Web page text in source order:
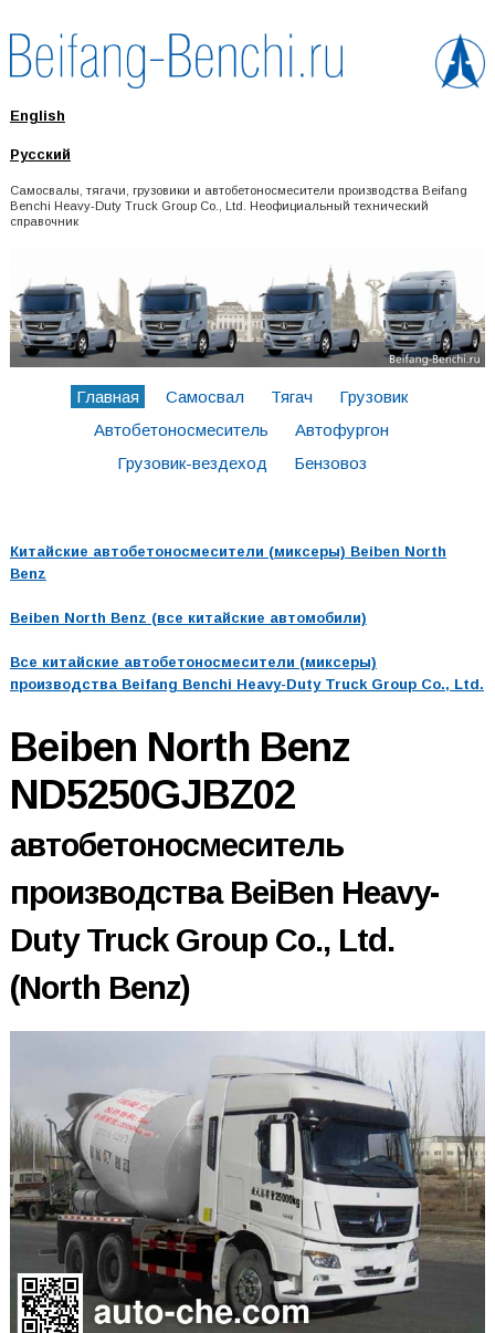
English
Русский
Самосвалы, тягачи, грузовики и автобетоносмесители производства Beifang
Benchi Heavy-Duty Truck Group Co., Ltd. Неофициальный технический
справочник
Главная Самосвал Тягач
Грузовик
Автобетоносмеситель
Автофургон
Грузовик-вездеход
Бензовоз
Китайские автобетоносмесители (миксеры) Beiben North
Benz
Beiben North Benz (все китайские автомобили)
Все китайские автобетоносмесители (миксеры)
производства Beifang Benchi Heavy-Duty Truck Group Co., Ltd.
Beiben North Benz
ND5250GJBZ02
автобетоносмеситель
производства BeiBen Heavy-
Duty Truck Group Co., Ltd.
(North Benz)